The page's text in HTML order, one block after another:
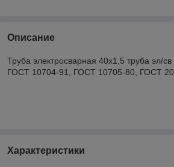
Описание
Труба электросварная 40х1,5 труба эл/св
ГОСТ 10704-91, ГОСТ 10705-80, ГОСТ
Характеристики